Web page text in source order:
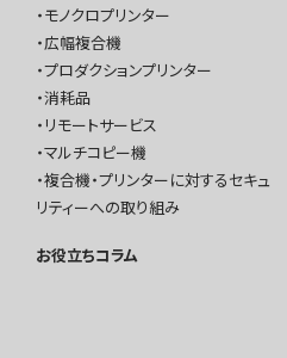
モノクロプリンター
広幅複合機
プロダクションプリンター
消耗品
リモートサービス
マルチコピー機
複合機・プリンターに対するセキュ
リティーへの取り組み
お役立ちコラム